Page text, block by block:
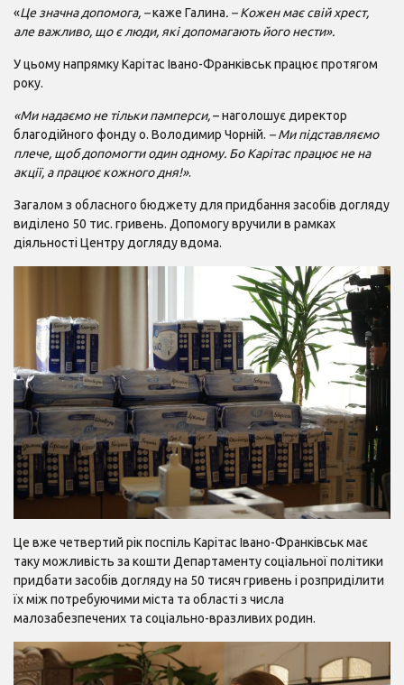
«Це значна допомога, –каже Галина. – Кожен має свій хрест,
але важливо, що є люди, які допомагають його нести».
У цьому напрямку Карітас Івано-Франківськ працює протягом
року.
«Ми надаємо не тільки памперси,– наголошує директор
благодійного фонду о. Володимир Чорній. – Ми підставляємо
плече, щоб допомогти один одному. Бо Карітас працює не на
акції, а працює кожного дня!».
Загалом з обласного бюджету для придбання засобів догляду
виділено 50 тис. гривень. Допомогу вручили в рамках
діяльності Центру догляду вдома.
Це вже четвертий рік поспіль Карітас Івано-Франківськ має
таку можливість за кошти Департаменту соціальної політики
придбати засобів догляду на 50 тисяч гривень і розприділити
їх між потребуючими міста та області з числа
малозабезпечених та соціально-вразливих родин.